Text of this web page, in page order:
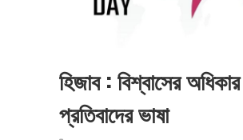
হিজাব : বিশ্বাসের
প্রতিবাদের ভাষা